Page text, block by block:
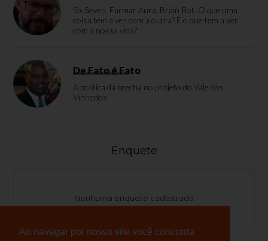
Ao navegar por nosso site você concorda
Six Seven, Farmar Aura, Brain Rot. O que uma
coisa tem a ver com a outra? E o que tem a ver
com a nossa vida?
De Fato é Fato
A política da brecha no projeto do Vale dos
Vinhedos
Enquete
Nenhuma enquete cadastrada